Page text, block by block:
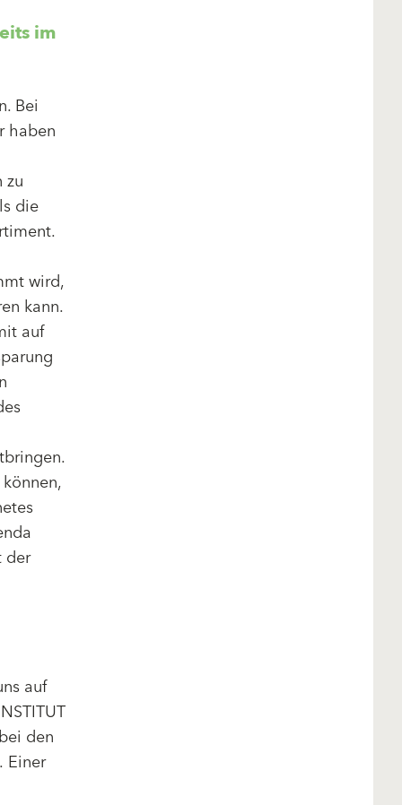
im
Bei
haben
die
wird,
kann.
auf
der
auf
den
Einer